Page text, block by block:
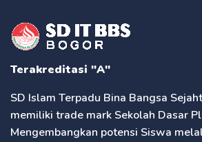
Terakreditasi "A"
SD Islam Terpadu Bina Bangsa
memiliki trade mark Sekolah Dasar
Mengembangkan potensi Siswa